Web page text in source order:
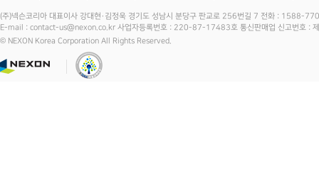
(주)넥슨코리아 대표이사 강대현·김정욱 경기도 성남시 분당구 판교로 256번길 7 전화 :
E-mail : contact-us@nexon.co.kr 사업자등록번호 : 220-87-17483호 통신판매업 신고번호 :
© NEXON Korea Corporation All Rights Reserved.